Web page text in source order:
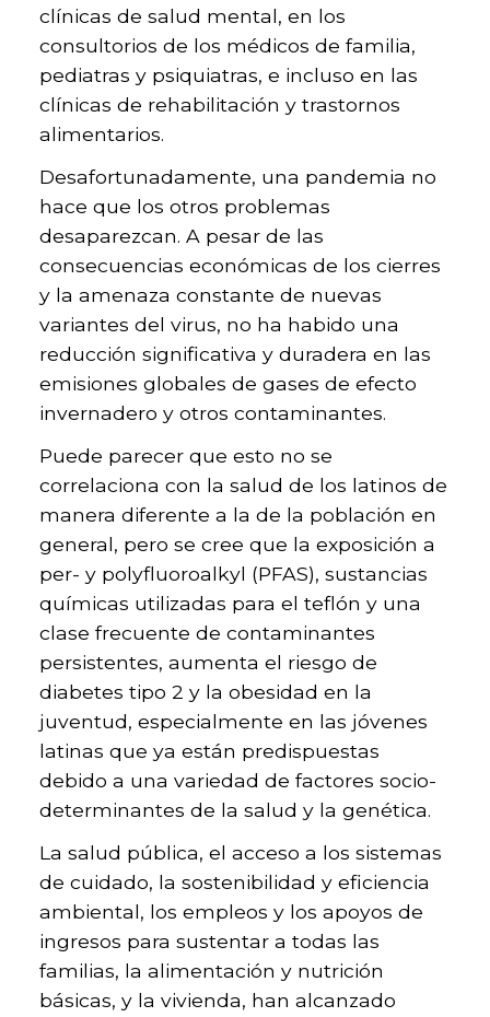
clínicas de salud mental, en los
consultorios de los médicos de familia,
pediatras y psiquiatras, e incluso en las
clínicas de rehabilitación y trastornos
alimentarios.
Desafortunadamente, una pandemia no
hace que los otros problemas
desaparezcan. A pesar de las
consecuencias económicas de los cierres
y la amenaza constante de nuevas
variantes del virus, no ha habido una
reducción significativa y duradera en las
emisiones globales de gases de efecto
invernadero y otros contaminantes.
Puede parecer que esto no se
correlaciona con la salud de los latinos de
manera diferente a la de la población en
general, pero se cree que la exposición a
per- y polyfluoroalkyl (PFAS), sustancias
químicas utilizadas para el teflón y una
clase frecuente de contaminantes
persistentes, aumenta el riesgo de
diabetes tipo 2 y la obesidad en la
juventud, especialmente en las jóvenes
latinas que ya están predispuestas
debido a una variedad de factores socio-
determinantes de la salud y la genética.
La salud pública, el acceso a los sistemas
de cuidado, la sostenibilidad y eficiencia
ambiental, los empleos y los apoyos de
ingresos para sustentar a todas las
familias, la alimentación y nutrición
básicas, y la vivienda, han alcanzado